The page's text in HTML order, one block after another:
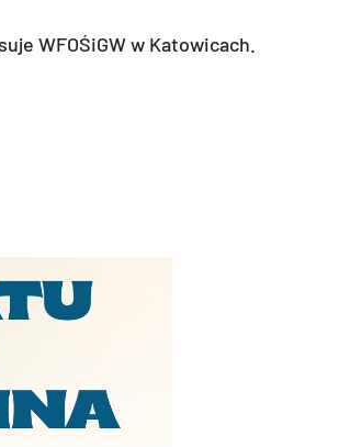
WFOŚiGW w Katowicach.